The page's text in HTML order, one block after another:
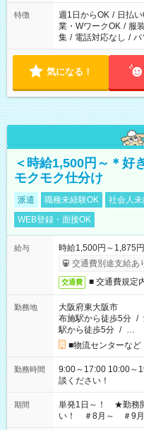
特徴 週1日からOK / 日払
業・WワークOK / 服
集 / 電話対応なし / パ
気になる！
＜時給1,500円～＊好
モクモク仕分け
派遣 職種未経験OK 社会人
WEB登録・面接OK
給与
時給1,500円～1,875円
交通費別途支給あ
交通費 ■ 交通費規定
勤務地
大阪府東大阪市
布施駅から徒歩5分 /
駅から徒歩5分 / …
■物流センターな
勤務時間
9:00～17:00 10:00～19:00 など ■ 他の
談ください！
期間
単発1日～！ ★勤務
い！ ＃8月～ ＃9月